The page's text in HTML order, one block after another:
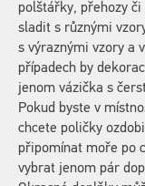
polštářky, přehozy
sladit s různými
s výraznými vzory a
případech by
jenom vázička s
Pokud byste v
chcete poličky
připomínat moře po
vybrat jenom pár